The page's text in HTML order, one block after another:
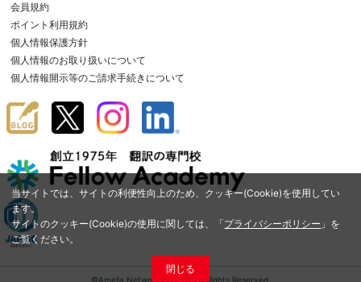
当サイトでは、サイトの利便性向上のため、クッキー(Cookie)を使用してい
ます。
サイトのクッキー(Cookie)の使用に関しては、「プライバシーポリシー 」を
ご覧ください。
閉じる
会員規約
ポイント利用規約
個人情報保護方針
個人情報のお取り扱いについて
個人情報開示等のご請求手続きについて
©Amelia Network Co.,Ltd. All Rights Reserved.